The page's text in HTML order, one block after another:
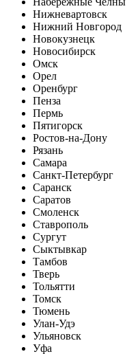
Нижневартовск
Нижний Новгород
Новокузнецк
Новосибирск
Омск
Орел
Оренбург
Пенза
Пермь
Пятигорск
Ростов-на-Дону
Рязань
Самара
Санкт-Петербург
Саранск
Саратов
Смоленск
Ставрополь
Сургут
Сыктывкар
Тамбов
Тверь
Тольятти
Томск
Тюмень
Улан-Удэ
Ульяновск
Уфа